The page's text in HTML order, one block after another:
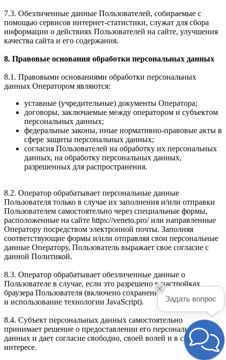
7.3. Обезличенные данные Пользователей, собираемые с
помощью сервисов интернет-статистики, служат для сбора
информации о действиях Пользователей на сайте, улучшения
качества сайта и его содержания.
8. Правовые основания обработки персональных данных
8.1. Правовыми основаниями обработки персональных
данных Оператором являются:
уставные (учредительные) документы Оператора;
договоры, заключаемые между оператором и субъектом
персональных данных;
федеральные законы, иные нормативно-правовые акты в
сфере защиты персональных данных;
согласия Пользователей на обработку их персональных
данных, на обработку персональных данных,
разрешенных для распространения.
8.2. Оператор обрабатывает персональные данные
Пользователя только в случае их заполнения и/или отправки
Пользователем самостоятельно через специальные формы,
расположенные на сайте https://veneto.pro/ или направленные
Оператору посредством электронной почты. Заполняя
соответствующие формы и/или отправляя свои персональные
данные Оператору, Пользователь выражает свое согласие с
данной Политикой.
8.3. Оператор обрабатывает обезличенные данные о
Пользователе в случае, если это разрешено в настройках
браузера Пользователя (включено сохранение файлов «cookie»
и использование технологии JavaScript).
8.4. Субъект персональных данных самостоятельно
принимает решение о предоставлении его персональных
данных и дает согласие свободно, своей волей и в своем
интересе.
Задать вопрос